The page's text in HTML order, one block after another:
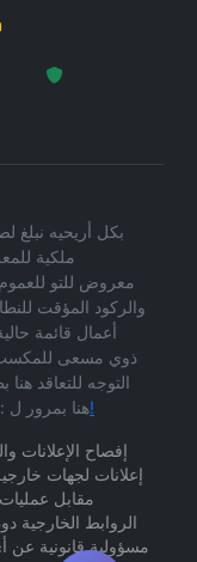
بكل أريحيه نبلغ
ملكية
والركود المؤقت
أعمال قائمة
ذوي مسعى للمكسب
التوجه للتعاقد
هنا بمرور ل :صفحة طلب العطاء وبدأ التواصل المكتوب!
إفصاح الإعلانات
إعلانات لجهات
مقابل
الروابط الخارجية
مسؤولية قانونية